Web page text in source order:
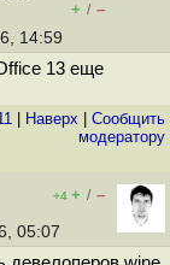
+ / –
14:59
13 еще
Наверх
Cообщить
модератору
+4 + / –
05:07